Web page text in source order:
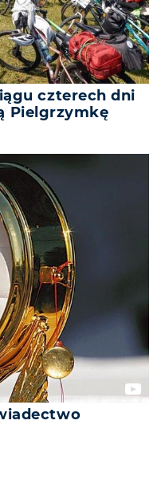
czterech dni
Pielgrzymkę